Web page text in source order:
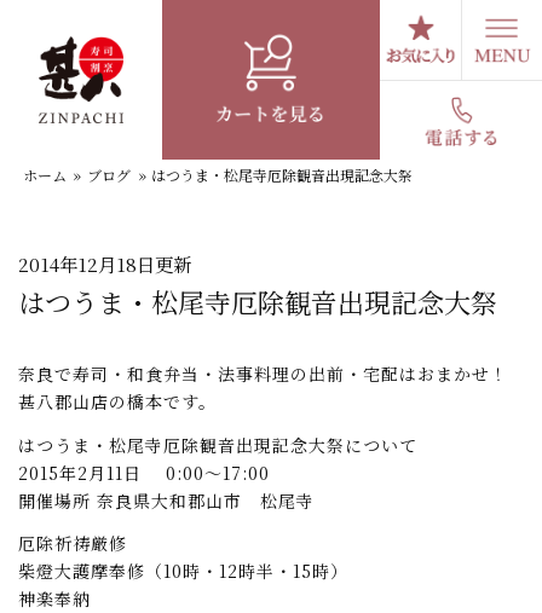
スタッフブログ
ホーム » ブログ » はつうま・松尾寺厄除観音出現記念大祭
2014年12月18日更新
はつうま・松尾寺厄除観音出現記念大祭
奈良で寿司・和食弁当・法事料理の出前・宅配はおまかせ！
甚八郡山店の橋本です。
はつうま・松尾寺厄除観音出現記念大祭について
2015年2月11日 0:00～17:00
開催場所 奈良県大和郡山市 松尾寺
厄除祈祷厳修
柴燈大護摩奉修（10時・12時半・15時）
神楽奉納